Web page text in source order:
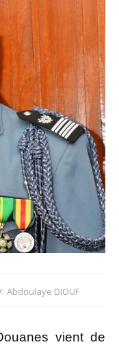
Abdoulaye DIOUF
vient de